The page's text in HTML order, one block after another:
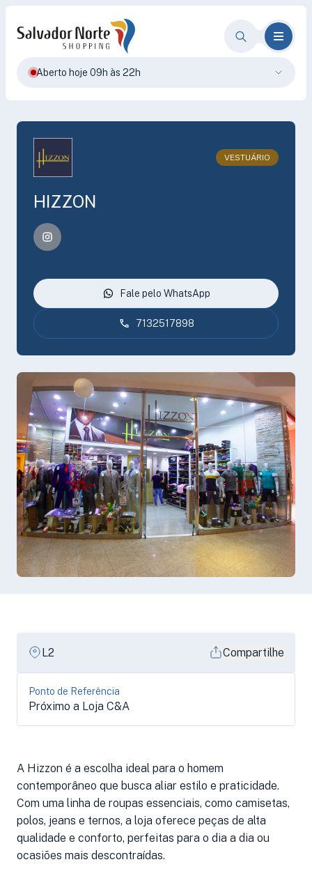
Aberto hoje 09h às 22h
VESTUÁRIO
HIZZON
Fale pelo WhatsApp
7132517898
L2 Compartilhe
Ponto de Referência
Próximo a Loja C&A
A Hizzon é a escolha ideal para o homem
contemporâneo que busca aliar estilo e praticidade.
Com uma linha de roupas essenciais, como camisetas,
polos, jeans e ternos, a loja oferece peças de alta
qualidade e conforto, perfeitas para o dia a dia ou
ocasiões mais descontraídas.